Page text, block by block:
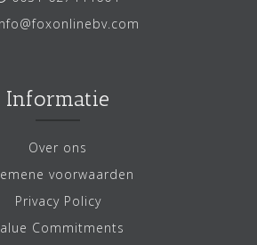
Informatie
Over ons
voorwaarden
Privacy Policy
Commitments